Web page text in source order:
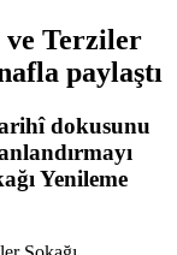
ve Terziler
paylaştı
dokusunu
Yenileme